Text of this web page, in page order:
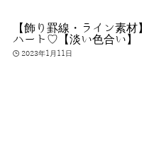
【飾り罫線・ライン素材】
ハート♡【淡い色合い】
2023年1月11日